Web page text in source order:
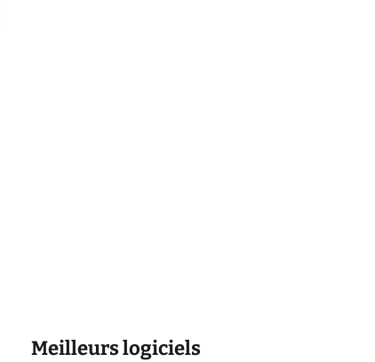
Meilleurs logiciels